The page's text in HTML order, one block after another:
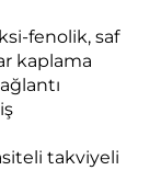
fenolik, saf
kaplama
takviyeli